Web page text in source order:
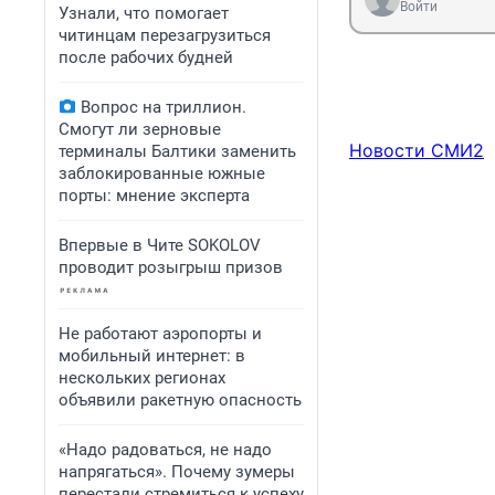
Узнали, что помогает
читинцам перезагрузиться
после рабочих будней
Вопрос на триллион.
Смогут ли зерновые
терминалы Балтики заменить
заблокированные южные
порты: мнение эксперта
Впервые в Чите SOKOLOV
проводит розыгрыш призов
Не работают аэропорты и
мобильный интернет: в
нескольких регионах
объявили ракетную опасность
«Надо радоваться, не надо
напрягаться». Почему зумеры
Войти
Новости СМИ2